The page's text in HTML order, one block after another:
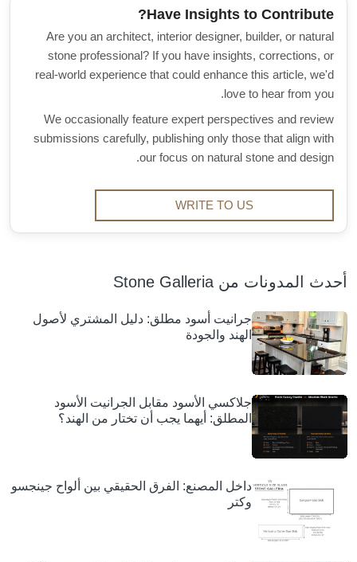
Have Insights to Contribute?
Are you an architect, interior designer, builder, or natural
stone professional? If you have insights, corrections, or
real-world experience that could enhance this article, we'd
love to hear from you.
We occasionally feature expert perspectives and review
submissions carefully, publishing only those that align with
our focus on natural stone and design.
WRITE TO US
أحدث المدونات من Stone Galleria
جرانيت أسود مطلق: دليل المشتري لأصول
الهند والجودة
جلاكسي الأسود مقابل الجرانيت الأسود
المطلق: أيهما يجب أن تختار من الهند؟
داخل المصنع: الفرق الحقيقي بين ألواح جينجسو
وكتر